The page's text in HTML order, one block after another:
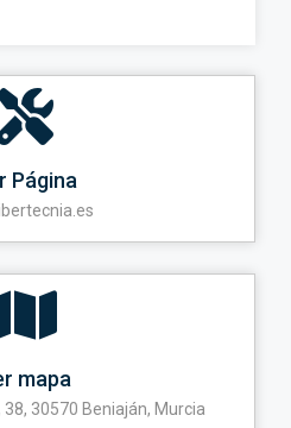
Página
mapa
38, 30570 Beniaján, Murcia